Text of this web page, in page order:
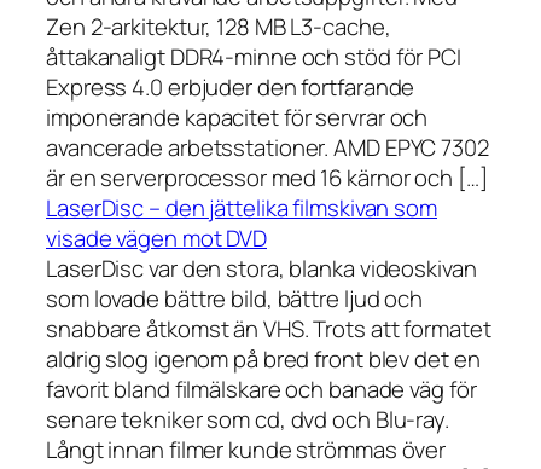
Zen 2-arkitektur, 128 MB L3-cache,
åttakanaligt DDR4-minne och stöd för PCI
Express 4.0 erbjuder den fortfarande
imponerande kapacitet för servrar och
avancerade arbetsstationer. AMD EPYC 7302
är en serverprocessor med 16 kärnor och […]
LaserDisc – den jättelika filmskivan som
visade vägen mot DVD
LaserDisc var den stora, blanka videoskivan
som lovade bättre bild, bättre ljud och
snabbare åtkomst än VHS. Trots att formatet
aldrig slog igenom på bred front blev det en
favorit bland filmälskare och banade väg för
senare tekniker som cd, dvd och Blu-ray.
Långt innan filmer kunde strömmas över